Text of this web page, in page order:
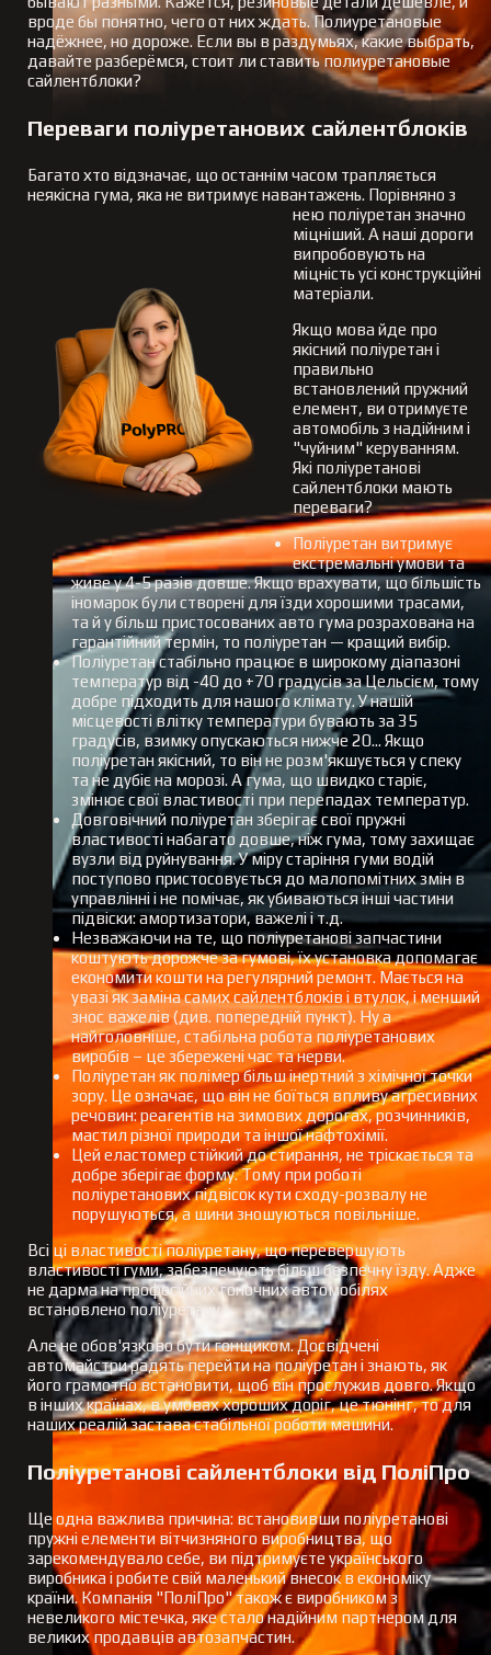
вроде бы понятно, чего от них ждать. Полиуретановые
надёжнее, но дороже. Если вы в раздумьях, какие выбрать,
давайте разберёмся, стоит ли ставить полиуретановые
сайлентблоки?
Переваги поліуретанових сайлентблоків
Багато хто відзначає, що останнім часом трапляється
неякісна гума, яка не витримує навантажень. Порівняно з
нею поліуретан значно
міцніший. А наші дороги
випробовують на
міцність усі конструкційні
матеріали.
Якщо мова йде про
якісний поліуретан і
правильно
встановлений пружний
елемент, ви отримуєте
автомобіль з надійним і
"чуйним" керуванням.
Які поліуретанові
сайлентблоки мають
переваги?
Поліуретан витримує
екстремальні умови та
живе у 4-5 разів довше. Якщо врахувати, що більшість
іномарок були створені для їзди хорошими трасами,
та й у більш пристосованих авто гума розрахована на
гарантійний термін, то поліуретан — кращий вибір.
Поліуретан стабільно працює в широкому діапазоні
температур від -40 до +70 градусів за Цельсієм, тому
добре підходить для нашого клімату. У нашій
місцевості влітку температури бувають за 35
градусів, взимку опускаються нижче 20... Якщо
поліуретан якісний, то він не розм'якшується у спеку
та не дубіє на морозі. А гума, що швидко старіє,
змінює свої властивості при перепадах температур.
Довговічний поліуретан зберігає свої пружні
властивості набагато довше, ніж гума, тому захищає
вузли від руйнування. У міру старіння гуми водій
поступово пристосовується до малопомітних змін в
управлінні і не помічає, як убиваються інші частини
підвіски: амортизатори, важелі і т.д.
Незважаючи на те, що поліуретанові запчастини
коштують дорожче за гумові, їх установка допомагає
економити кошти на регулярний ремонт. Мається на
увазі як заміна самих сайлентблоків і втулок, і менший
знос важелів (див. попередній пункт). Ну а
найголовніше, стабільна робота поліуретанових
виробів – це збережені час та нерви.
Поліуретан як полімер більш інертний з хімічної точки
зору. Це означає, що він не боїться впливу агресивних
речовин: реагентів на зимових дорогах, розчинників,
мастил різної природи та іншої нафтохімії.
Цей еластомер стійкий до стирання, не тріскається та
добре зберігає форму. Тому при роботі
поліуретанових підвісок кути сходу-розвалу не
порушуються, а шини зношуються повільніше.
Всі ці властивості поліуретану, що перевершують
властивості гуми, забезпечують більш безпечну їзду. Адже
не дарма на професійних гоночних автомобілях
встановлено поліуретану.
Але не обов'язково бути гонщиком. Досвідчені
автомайстри радять перейти на поліуретан і знають, як
його грамотно встановити, щоб він прослужив довго. Якщо
в інших країнах, в умовах хороших доріг, це тюнінг, то для
наших реалій застава стабільної роботи машини.
Поліуретанові сайлентблоки від ПоліПро
Ще одна важлива причина: встановивши поліуретанові
пружні елементи вітчизняного виробництва, що
зарекомендувало себе, ви підтримуєте українського
виробника і робите свій маленький внесок в економіку
країни. Компанія "ПоліПро" також є виробником з
невеликого містечка, яке стало надійним партнером для
великих продавців автозапчастин.